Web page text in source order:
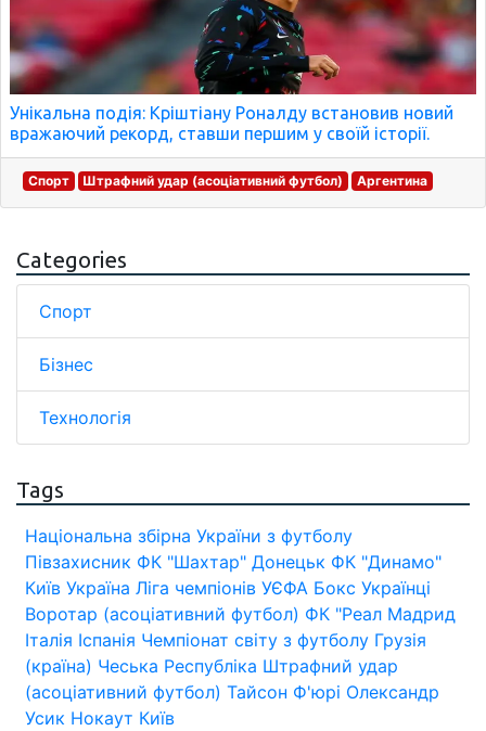
Унікальна подія: Кріштіану Роналду встановив новий
вражаючий рекорд, ставши першим у своїй історії.
Спорт Штрафний удар (асоціативний футбол) Аргентина
Categories
Спорт
Бізнес
Технологія
Tags
Національна збірна України з футболу
Півзахисник ФК "Шахтар" Донецьк ФК "Динамо"
Київ Україна Ліга чемпіонів УЄФА Бокс Українці
Воротар (асоціативний футбол) ФК "Реал Мадрид
Італія Іспанія Чемпіонат світу з футболу Грузія
(країна) Чеська Республіка Штрафний удар
(асоціативний футбол) Тайсон Ф'юрі Олександр
Усик Нокаут Київ